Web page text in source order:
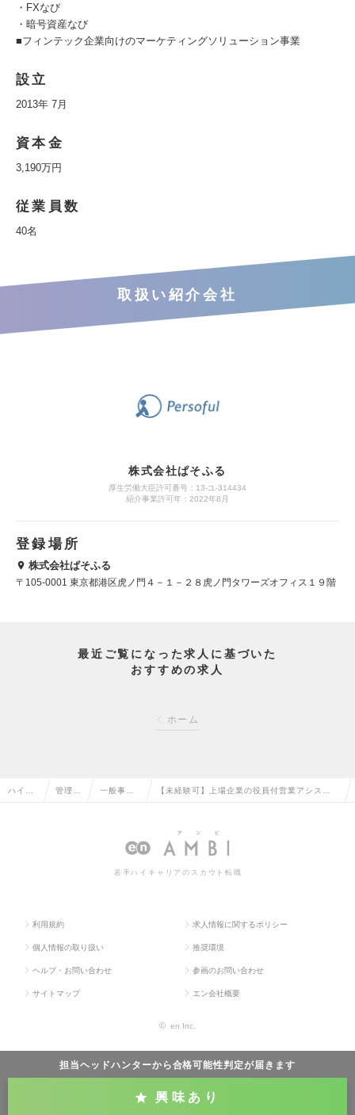
・FXなび
・暗号資産なび
■フィンテック企業向けのマーケティングソリューション事業
設立
2013年 7月
資本金
3,190万円
従業員数
40名
取扱い紹介会社
株式会社ぱそふる
厚生労働大臣許可番号：13-ユ-314434
紹介事業許可年：2022年8月
登録場所
株式会社ぱそふる
〒105-0001 東京都港区虎ノ門４－１－２８虎ノ門タワーズオフィス１９階
最近ご覧になった求人に基づいた
おすすめの求人
ホーム
担当ヘッドハンターから合格可能性判定が届きます
興味あり
ハイク 管理部 一般事
事務の転
【未経験可】上場企業の役員付営業アシスタ
時短・リモート可の求人情報
若手ハイキャリアのスカウト転職
利用規約 求人情報に関するポリシー
個人情報の取り扱い 推奨環境
ヘルプ・お問い合わせ 参画のお問い合わせ
サイトマップ エン会社概要
© en Inc.